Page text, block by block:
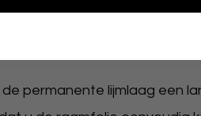
zandstraaleffect van
permanente lijmlaag een